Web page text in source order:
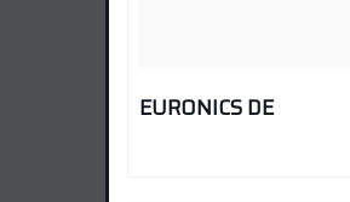
EURONICS DE